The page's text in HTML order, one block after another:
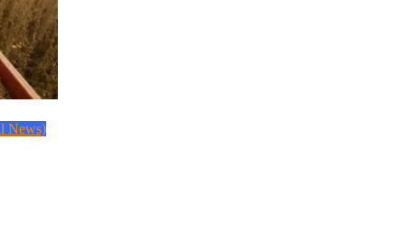
News)